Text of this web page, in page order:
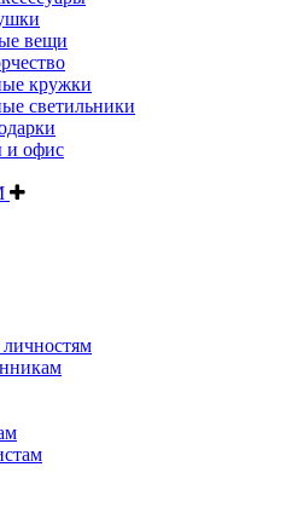
вещи
кружки
светильники
и офис